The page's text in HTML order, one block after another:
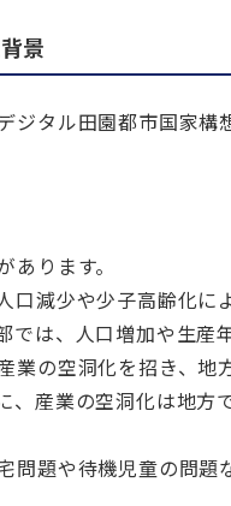
景
ジタル田園都市国家構
ります。
口減少や少子高齢化に
は、人口増加や生産
業の空洞化を招き、地
、産業の空洞化は地
問題や待機児童の問